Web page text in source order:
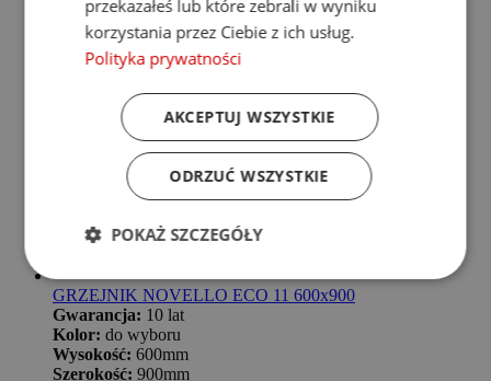
GRZEJNIK NOVELLO ECO 11 600x900
Gwarancja: 10 lat
Kolor: do wyboru
Wysokość: 600mm
Szerokość: 900mm
przekazałeś lub które zebrali w wyniku
korzystania przez Ciebie z ich usług.
Polityka prywatności
AKCEPTUJ WSZYSTKIE
ODRZUĆ WSZYSTKIE
POKAŻ SZCZEGÓŁY